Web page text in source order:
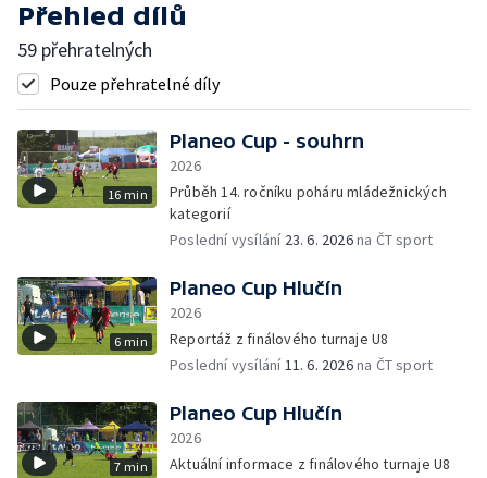
Přehled dílů
59 přehratelných
Pouze přehratelné díly
16 min
Planeo Cup - souhrn
2026
Průběh 14. ročníku poháru mládežnických
kategorií
Poslední vysílání 23. 6. 2026na ČT sport
6 min
Planeo Cup Hlučín
2026
Reportáž z finálového turnaje U8
Poslední vysílání11. 6. 2026na ČT sport
7 min
Planeo Cup Hlučín
2026
Aktuální informace z finálového turnaje U8